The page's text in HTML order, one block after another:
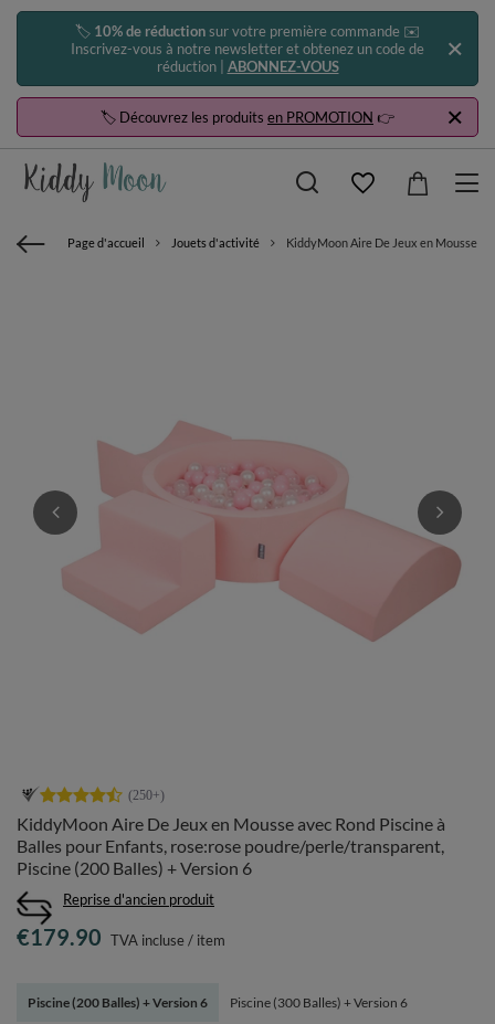
🏷️ 10% de réductionsur votre première commande ✉️
Inscrivez-vous à notre newsletter et obtenez un code de
réduction | ABONNEZ-VOUS
🏷️ Découvrez les produits en PROMOTION 👉
Page d'accueil Jouets d'activité KiddyMoon Aire De Jeux en Mousse
KiddyMoon Aire De Jeux en Mousse avec Rond Piscine à
Balles pour Enfants, rose:rose poudre/perle/transparent,
Piscine (200 Balles) + Version 6
Reprise d'ancien produit
Piscine (200 Balles) + Version 6 Piscine (300 Balles) + Version 6
€179.90 TVA incluse/ item